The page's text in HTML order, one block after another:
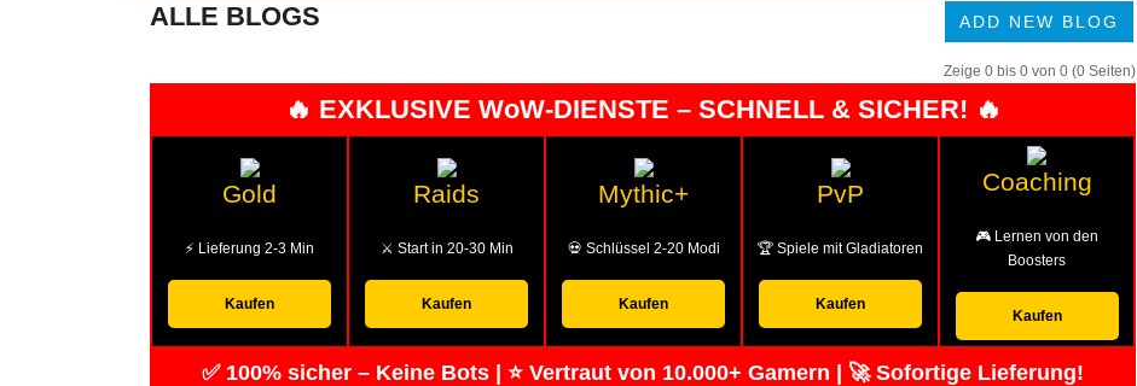
ALLE BLOGS ADD NEW BLOG
Zeige 0 bis 0 von 0 (0 Seiten)
🔥 EXKLUSIVE WoW-DIENSTE – SCHNELL & SICHER! 🔥
Gold
⚡ Lieferung 2-3 Min
Kaufen
Raids
⚔️ Start in 20-30 Min
Kaufen
Mythic+
💀 Schlüssel 2-20 Modi
Kaufen
PvP
🏆 Spiele mit Gladiatoren
Kaufen
Coaching
🎮 Lernen von den
Boosters
Kaufen
✅ 100% sicher – Keine Bots | ⭐ Vertraut von 10.000+ Gamern | 🚀 Sofortige Lieferung!